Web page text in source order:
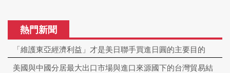
熱門新聞
「維護東亞經濟利益」才是美日聯手買進日圓的主要目的
美國與中國分居最大出口市場與進口來源國下的台灣貿易結